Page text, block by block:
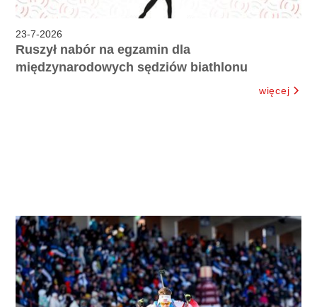
23-7-2026
Ruszył nabór na egzamin dla
międzynarodowych sędziów biathlonu
więcej